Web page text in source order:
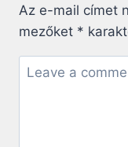
ÜZENI
FERENC
PÁPA
Az e-mail címet
mezőket *